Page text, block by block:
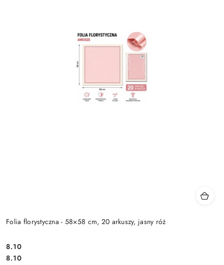
Folia florystyczna - 58×58 cm, 20 arkuszy, jasny róż
Cena:
8.10
Cena:
8.10